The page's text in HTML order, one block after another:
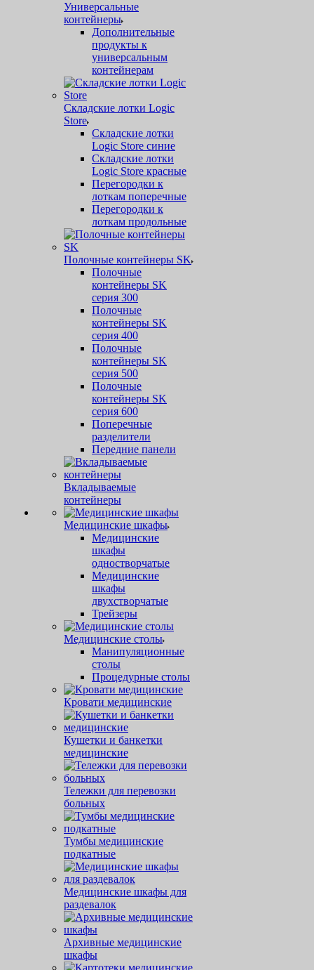
Универсальные
контейнеры
Дополнительные
продукты к
универсальным
контейнерам
Складские лотки Logic
Store
Складские лотки
Logic Store синие
Складские лотки
Logic Store красные
Перегородки к
лоткам поперечные
Перегородки к
лоткам продольные
Полочные контейнеры SK
Полочные
контейнеры SK
серия 300
Полочные
контейнеры SK
серия 400
Полочные
контейнеры SK
серия 500
Полочные
контейнеры SK
серия 600
Поперечные
разделители
Передние панели
Вкладываемые
контейнеры
Медицинские шкафы
Медицинские
шкафы
одностворчатые
Медицинские
шкафы
двухстворчатые
Трейзеры
Медицинские столы
Манипуляционные
столы
Процедурные столы
Кровати медицинские
Кушетки и банкетки
медицинские
Тележки для перевозки
больных
Тумбы медицинские
подкатные
Медицинские шкафы для
раздевалок
Архивные медицинские
шкафы